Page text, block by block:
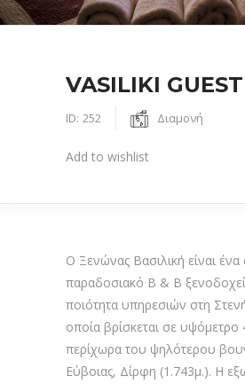
VASILIKI
ID: 252 Διαμονή
Add to wishlist
Ο Ξενώνας Βασιλική είναι ένα
παραδοσιακό B & B
ποιότητα υπηρεσιών στη
οποία βρίσκεται σε υψόμετρο
περίχωρα του ψηλότερου
Εύβοιας, Δίρφη (1.743μ.). Η